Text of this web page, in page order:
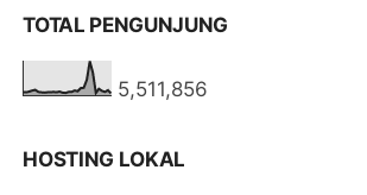
TOTAL PENGUNJUNG
5,511,856
HOSTING LOKAL